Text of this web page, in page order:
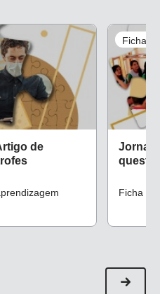
de
Ficha
Ficha